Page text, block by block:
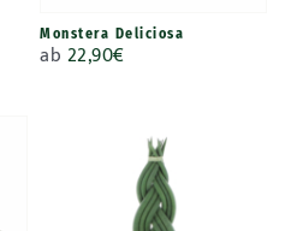
Monstera Deliciosa
ab 22,90€